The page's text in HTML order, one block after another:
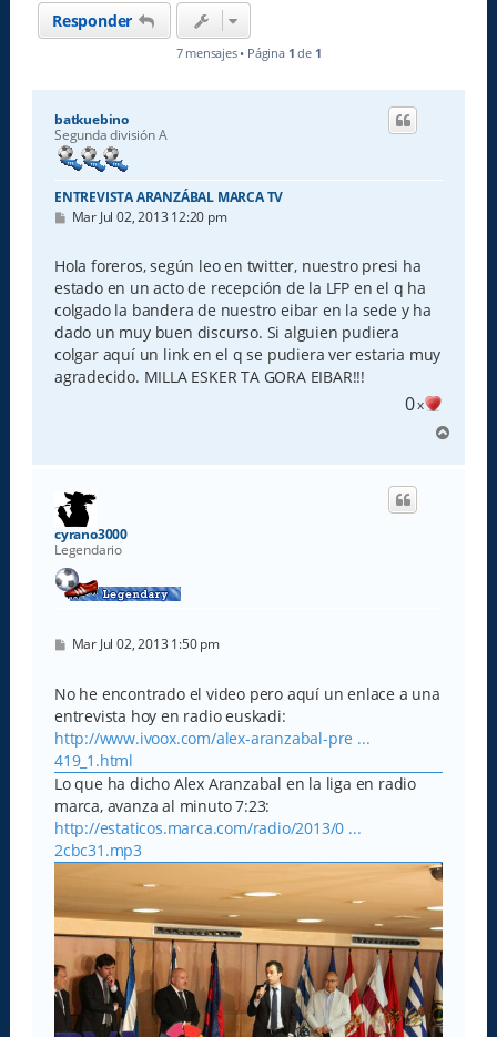
Responder
7 mensajes • Página 1 de 1
batkuebino
Segunda división A
ENTREVISTA ARANZÁBAL MARCA TV
M
s
a
j
e
Mar Jul 02, 2013 12:20 pm
Hola foreros, según leo en twitter, nuestro presi ha
estado en un acto de recepción de la LFP en el q ha
colgado la bandera de nuestro eibar en la sede y ha
dado un muy buen discurso. Si alguien pudiera
colgar aquí un link en el q se pudiera ver estaria muy
agradecido. MILLA ESKER TA GORA EIBAR!!!
0x
r
cyrano3000
Legendario
M
s
a
j
e
Mar Jul 02, 2013 1:50 pm
No he encontrado el video pero aquí un enlace a una
entrevista hoy en radio euskadi:
http://www.ivoox.com/alex-aranzabal-pre ...
419_1.html
Lo que ha dicho Alex Aranzabal en la liga en radio
marca, avanza al minuto 7:23:
http://estaticos.marca.com/radio/2013/0 ...
2cbc31.mp3